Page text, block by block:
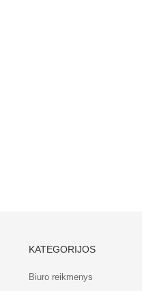
KATEGORIJOS
Biuro reikmenys